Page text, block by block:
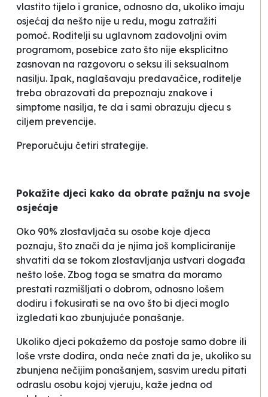
vlastito tijelo i granice, odnosno da, ukoliko imaju
osjećaj da nešto nije u redu, mogu zatražiti
pomoć. Roditelji su uglavnom zadovoljni ovim
programom, posebice zato što nije eksplicitno
zasnovan na razgovoru o seksu ili seksualnom
nasilju. Ipak, naglašavaju predavačice, roditelje
treba obrazovati da prepoznaju znakove i
simptome nasilja, te da i sami obrazuju djecu s
ciljem prevencije.
Preporučuju četiri strategije.
Pokažite djeci kako da obrate pažnju na svoje
osjećaje
Oko 90% zlostavljača su osobe koje djeca
poznaju, što znači da je njima još kompliciranije
shvatiti da se tokom zlostavljanja ustvari događa
nešto loše. Zbog toga se smatra da moramo
prestati razmišljati o dobrom, odnosno lošem
dodiru i fokusirati se na ovo što bi djeci moglo
izgledati kao zbunjujuće ponašanje.
Ukoliko djeci pokažemo da postoje samo dobre ili
loše vrste dodira, onda neće znati da je, ukoliko su
zbunjena nečijim ponašanjem, sasvim uredu pitati
odraslu osobu kojoj vjeruju, kaže jedna od